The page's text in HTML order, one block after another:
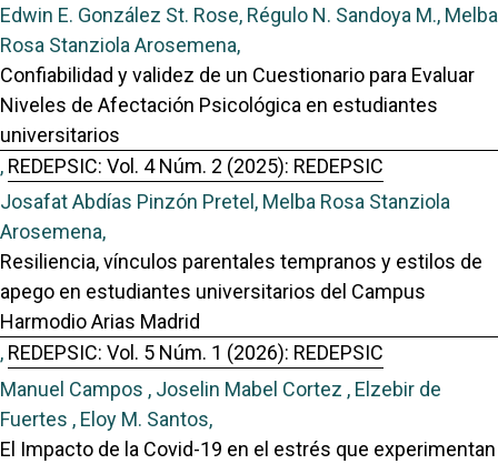
Edwin E. González St. Rose, Régulo N. Sandoya M., Melba
Rosa Stanziola Arosemena,
Confiabilidad y validez de un Cuestionario para Evaluar
Niveles de Afectación Psicológica en estudiantes
universitarios
, REDEPSIC: Vol. 4 Núm. 2 (2025): REDEPSIC
Josafat Abdías Pinzón Pretel, Melba Rosa Stanziola
Arosemena,
Resiliencia, vínculos parentales tempranos y estilos de
apego en estudiantes universitarios del Campus
Harmodio Arias Madrid
, REDEPSIC: Vol. 5 Núm. 1 (2026): REDEPSIC
Manuel Campos , Joselin Mabel Cortez , Elzebir de
Fuertes , Eloy M. Santos,
El Impacto de la Covid-19 en el estrés que experimentan